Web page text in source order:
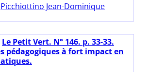
Picchiottino Jean-Dominique
Le Petit Vert. N° 146. p. 33-33.
pédagogiques à fort impact en